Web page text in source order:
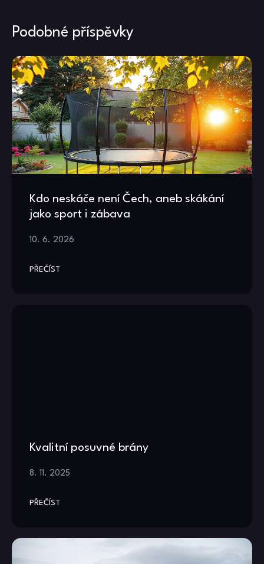
Podobné příspěvky
Kdo neskáče není Čech, aneb skákání
jako sport i zábava
10. 6. 2026
PŘEČÍST
Kvalitní posuvné brány
8. 11. 2025
PŘEČÍST